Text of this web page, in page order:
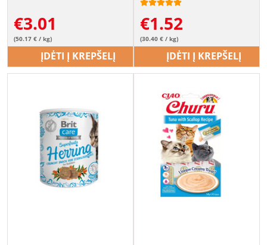
€3.01
(50.17 € / kg)
ĮDĖTI Į KREPŠELĮ
€1.52
(30.40 € / kg)
ĮDĖTI Į KREPŠELĮ